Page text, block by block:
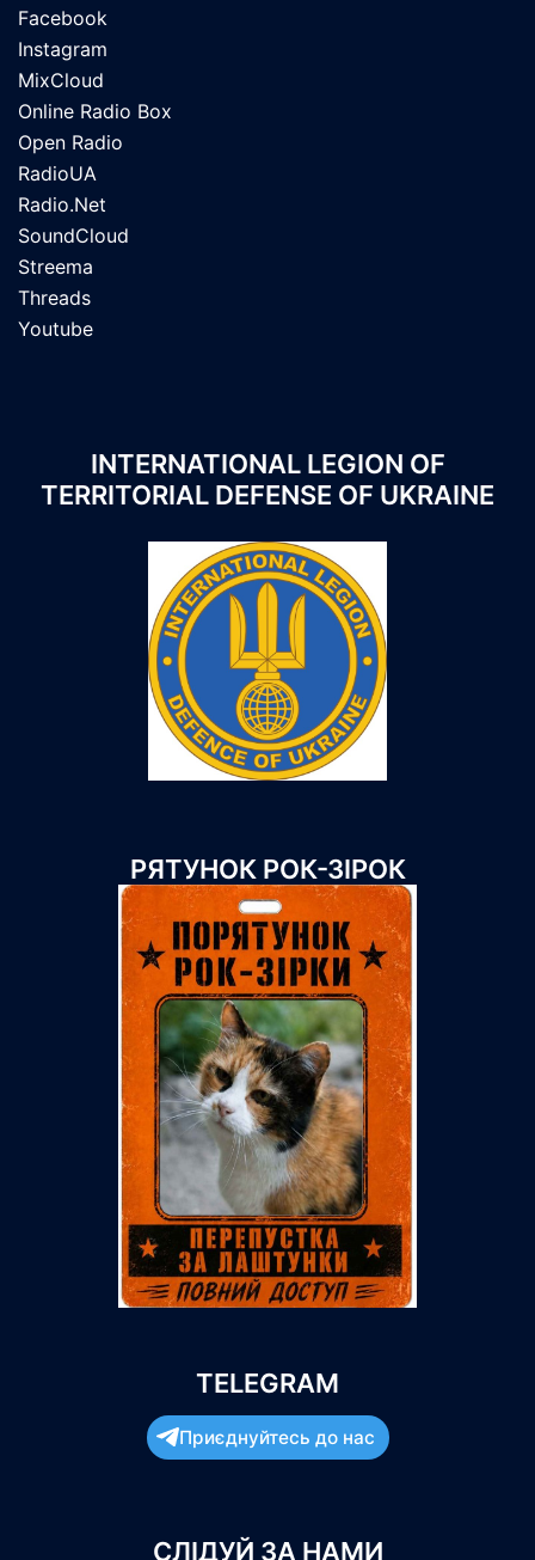
Facebook
Instagram
MixCloud
Online Radio Box
Open Radio
RadioUA
Radio.Net
SoundCloud
Streema
Threads
Youtube
INTERNATIONAL LEGION OF
TERRITORIAL DEFENSE OF UKRAINE
РЯТУНОК РОК-ЗІРОК
TELEGRAM
Приєднуйтесь до нас
СЛІДУЙ ЗА НАМИ